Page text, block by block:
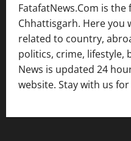
FatafatNews.Com is
Chhattisgarh. Here you
related to country,
politics, crime, lifestyle,
News is updated 24
website. Stay with us